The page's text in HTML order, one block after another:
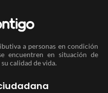
a personas en condición
encuentren en situación de
calidad de vida.